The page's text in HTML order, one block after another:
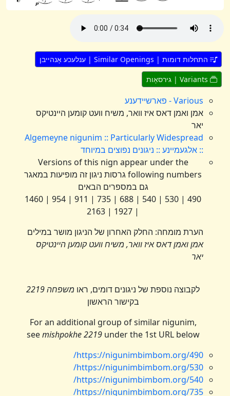
התחלות דומות | Similar Openings | ענלעכע אָנהייבן
Various - פארשיידענע
אמן ואמן דאס איז וואר, משיח וועט קומען היינטיקס
יאר
Algemeyne nigunim :: Particularly Widespread
:: אלגעמיינע :: ניגונים נפוצים במיוחד
Versions of this nign appear under the
following numbers גרסות ניגון זה מופיעות במאגר
גם במספרים הבאים
490 | 530 | 540 | 688 | 735 | 911 | 954 | 1460
הערת מומחה: החלק האחרון של הניגון מושר במילים
אמן ואמן דאס איז וואר, משיח וועט קומען היינטיקס
יאר
לקבוצה נוספת של ניגונים דומים, ראומשפחה 2219
בקישור הראשון
For an additional group of similar nigunim,
seemishpokhe 2219under the 1st URL below
https://nigunimbimbom.org/490/
https://nigunimbimbom.org/530/
https://nigunimbimbom.org/540/
https://nigunimbimbom.org/735/